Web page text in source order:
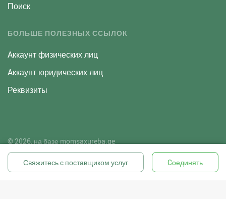
Поиск
БОЛЬШЕ ПОЛЕЗНЫХ ССЫЛОК
Aккаунт физических лиц
Aккаунт юридических лиц
Реквизиты
© 2026, на базе momsaxureba.ge